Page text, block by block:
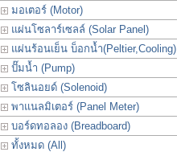
มอเตอร์ (Motor)
แผ่นโซลาร์เซลล์ (Solar Panel)
แผ่นร้อนเย็น บ็อกน้ำ(Peltier,Cooling)
ปั๊มน้ำ (Pump)
โซลินอยด์ (Solenoid)
พาแนลมิเตอร์ (Panel Meter)
บอร์ดทอลอง (Breadboard)
ทั้งหมด (All)